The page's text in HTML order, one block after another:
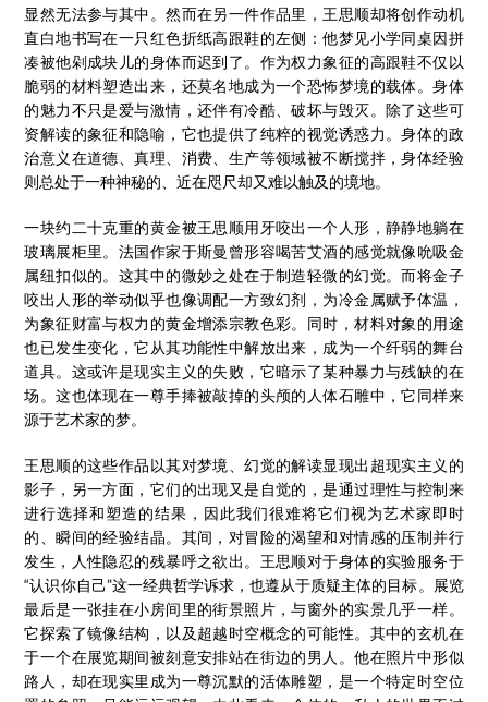
显然无法参与其中。然而在另一件作品里，王思顺却将创作动机
直白地书写在一只红色折纸高跟鞋的左侧：他梦见小学同桌因拼
凑被他剁成块儿的身体而迟到了。作为权力象征的高跟鞋不仅以
脆弱的材料塑造出来，还莫名地成为一个恐怖梦境的载体。身体
的魅力不只是爱与激情，还伴有冷酷、破坏与毁灭。除了这些可
资解读的象征和隐喻，它也提供了纯粹的视觉诱惑力。身体的政
治意义在道德、真理、消费、生产等领域被不断搅拌，身体经验
则总处于一种神秘的、近在咫尺却又难以触及的境地。
一块约二十克重的黄金被王思顺用牙咬出一个人形，静静地躺在
玻璃展柜里。法国作家于斯曼曾形容喝苦艾酒的感觉就像吮吸金
属纽扣似的。这其中的微妙之处在于制造轻微的幻觉。而将金子
咬出人形的举动似乎也像调配一方致幻剂，为冷金属赋予体温，
为象征财富与权力的黄金增添宗教色彩。同时，材料对象的用途
也已发生变化，它从其功能性中解放出来，成为一个纤弱的舞台
道具。这或许是现实主义的失败，它暗示了某种暴力与残缺的在
场。这也体现在一尊手捧被敲掉的头颅的人体石雕中，它同样来
源于艺术家的梦。
王思顺的这些作品以其对梦境、幻觉的解读显现出超现实主义的
影子，另一方面，它们的出现又是自觉的，是通过理性与控制来
进行选择和塑造的结果，因此我们很难将它们视为艺术家即时
的、瞬间的经验结晶。其间，对冒险的渴望和对情感的压制并行
发生，人性隐忍的残暴呼之欲出。王思顺对于身体的实验服务于
“认识你自己”这一经典哲学诉求，也遵从于质疑主体的目标。展览
最后是一张挂在小房间里的街景照片，与窗外的实景几乎一样。
它探索了镜像结构，以及超越时空概念的可能性。其中的玄机在
于一个在展览期间被刻意安排站在街边的男人。他在照片中形似
路人，却在现实里成为一尊沉默的活体雕塑，是一个特定时空位